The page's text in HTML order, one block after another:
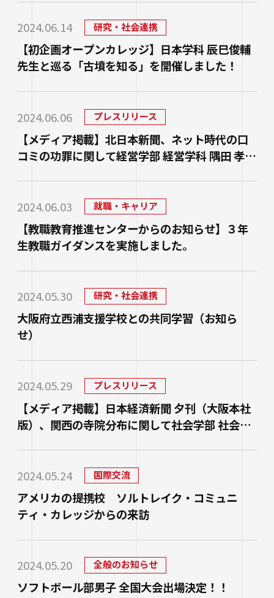
四天王寺大学の取り組み
学生広報スタッフ
大学へのご寄付について
交通アクセス
キャンパスマップ・施設紹介
大学広報・報道関係
報道関係／取材等のお問い合わせ
人文社会学部（2023年度以前入学生）
社会学部人間福祉学科（2026年度以前入学
経営学部（2026年度以前入学生）
大学院
短期大学部
学生支援
クラブ・サークル紹介
クラス担任制
学生サポートフロア
障害学生支援
保健センター
性の多様性についての基本方針
ハラスメントに関する相談
生活支援
スクールバス
学生寮
アルバイト紹介
落とし物・忘れ物
講座案内・行事予定
あべのハルカスサテライトキャンパス
キャリア教育
免許・資格
進路状況
卒業生及び就職先アンケートについて
人事採用ご担当の方へ
数理・データサイエンス・AI教育プログラム
高等教育推進センター
仏教文化研究所
研究
学内研究費
研究倫理審査
地域連携・研究推進センター
みらい科学教育推進室
看護実践開発研究センター ～実施プログラム
生涯学習・公開講座
オープンカレッジ
たいし塾
公開シンポジウム
その他の公開講座
グローバル教育センター（ランゲージプラザi
-Talk）
留学体験VOICE
海外渡航プログラム
キャンパスで国際交流
奨学金
学校法人四天王寺学園
四天王寺高等学校／中学校
四天王寺東高等学校／中学校
四天王寺小学校
四天王寺大学同窓会
ハルカス大学
受験生の方
在学生の方
保護者の方
企業・一般の方
ご寄付をお考えの方へ
教職員サイト
学生ポータルサイト
各種証明書の申請
四天王寺大学公式SNS
LINE Instagram YouTube X Facebook
2024.06.14 研究・社会連携
【初企画オープンカレッジ】日本学科 辰巳俊輔
先生と巡る「古墳を知る」を開催しました！
2024.06.06 プレスリリース
【メディア掲載】北日本新聞、ネット時代の口
コミの功罪に関して経営学部 経営学科 隅田 孝教
2024.06.03 就職・キャリア
【教職教育推進センターからのお知らせ】３年
生教職ガイダンスを実施しました。
2024.05.30 研究・社会連携
大阪府立西浦支援学校との共同学習（お知ら
せ）
2024.05.29 プレスリリース
【メディア掲載】日本経済新聞 夕刊（大阪本社
版）、関西の寺院分布に関して社会学部 社会学
2024.05.24
国際交流
アメリカの提携校 ソルトレイク・コミュニ
ティ・カレッジからの来訪
2024.05.20 全般のお知らせ
ソフトボール部男子 全国大会出場決定！！